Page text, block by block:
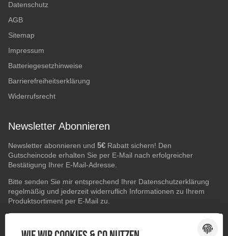
Datenschutz
AGB
Sitemap
Impressum
Batteriegesetzhinweise
Barrierefreiheitserklärung
Widerrufsrecht
Newsletter Abonnieren
Newsletter abonnieren und 5€ Rabatt sichern! Den
Gutscheincode erhalten Sie per E-Mail nach erfolgreicher
Bestätigung Ihrer E-Mail-Adresse.
Bitte senden Sie mir entsprechend Ihrer Datenschutzerklärung
regelmäßig und jederzeit widerruflich Informationen zu Ihrem
Produktsortiment per E-Mail zu.
ABONNIEREN